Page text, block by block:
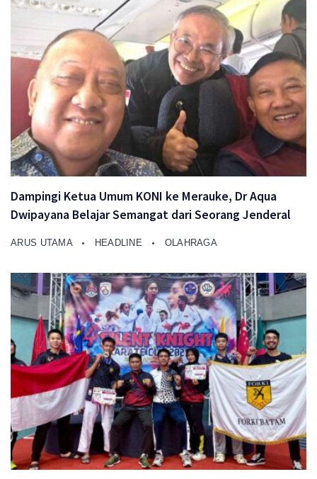
Dampingi Ketua Umum KONI ke Merauke, Dr Aqua
Dwipayana Belajar Semangat dari Seorang Jenderal
ARUS UTAMA HEADLINE OLAHRAGA